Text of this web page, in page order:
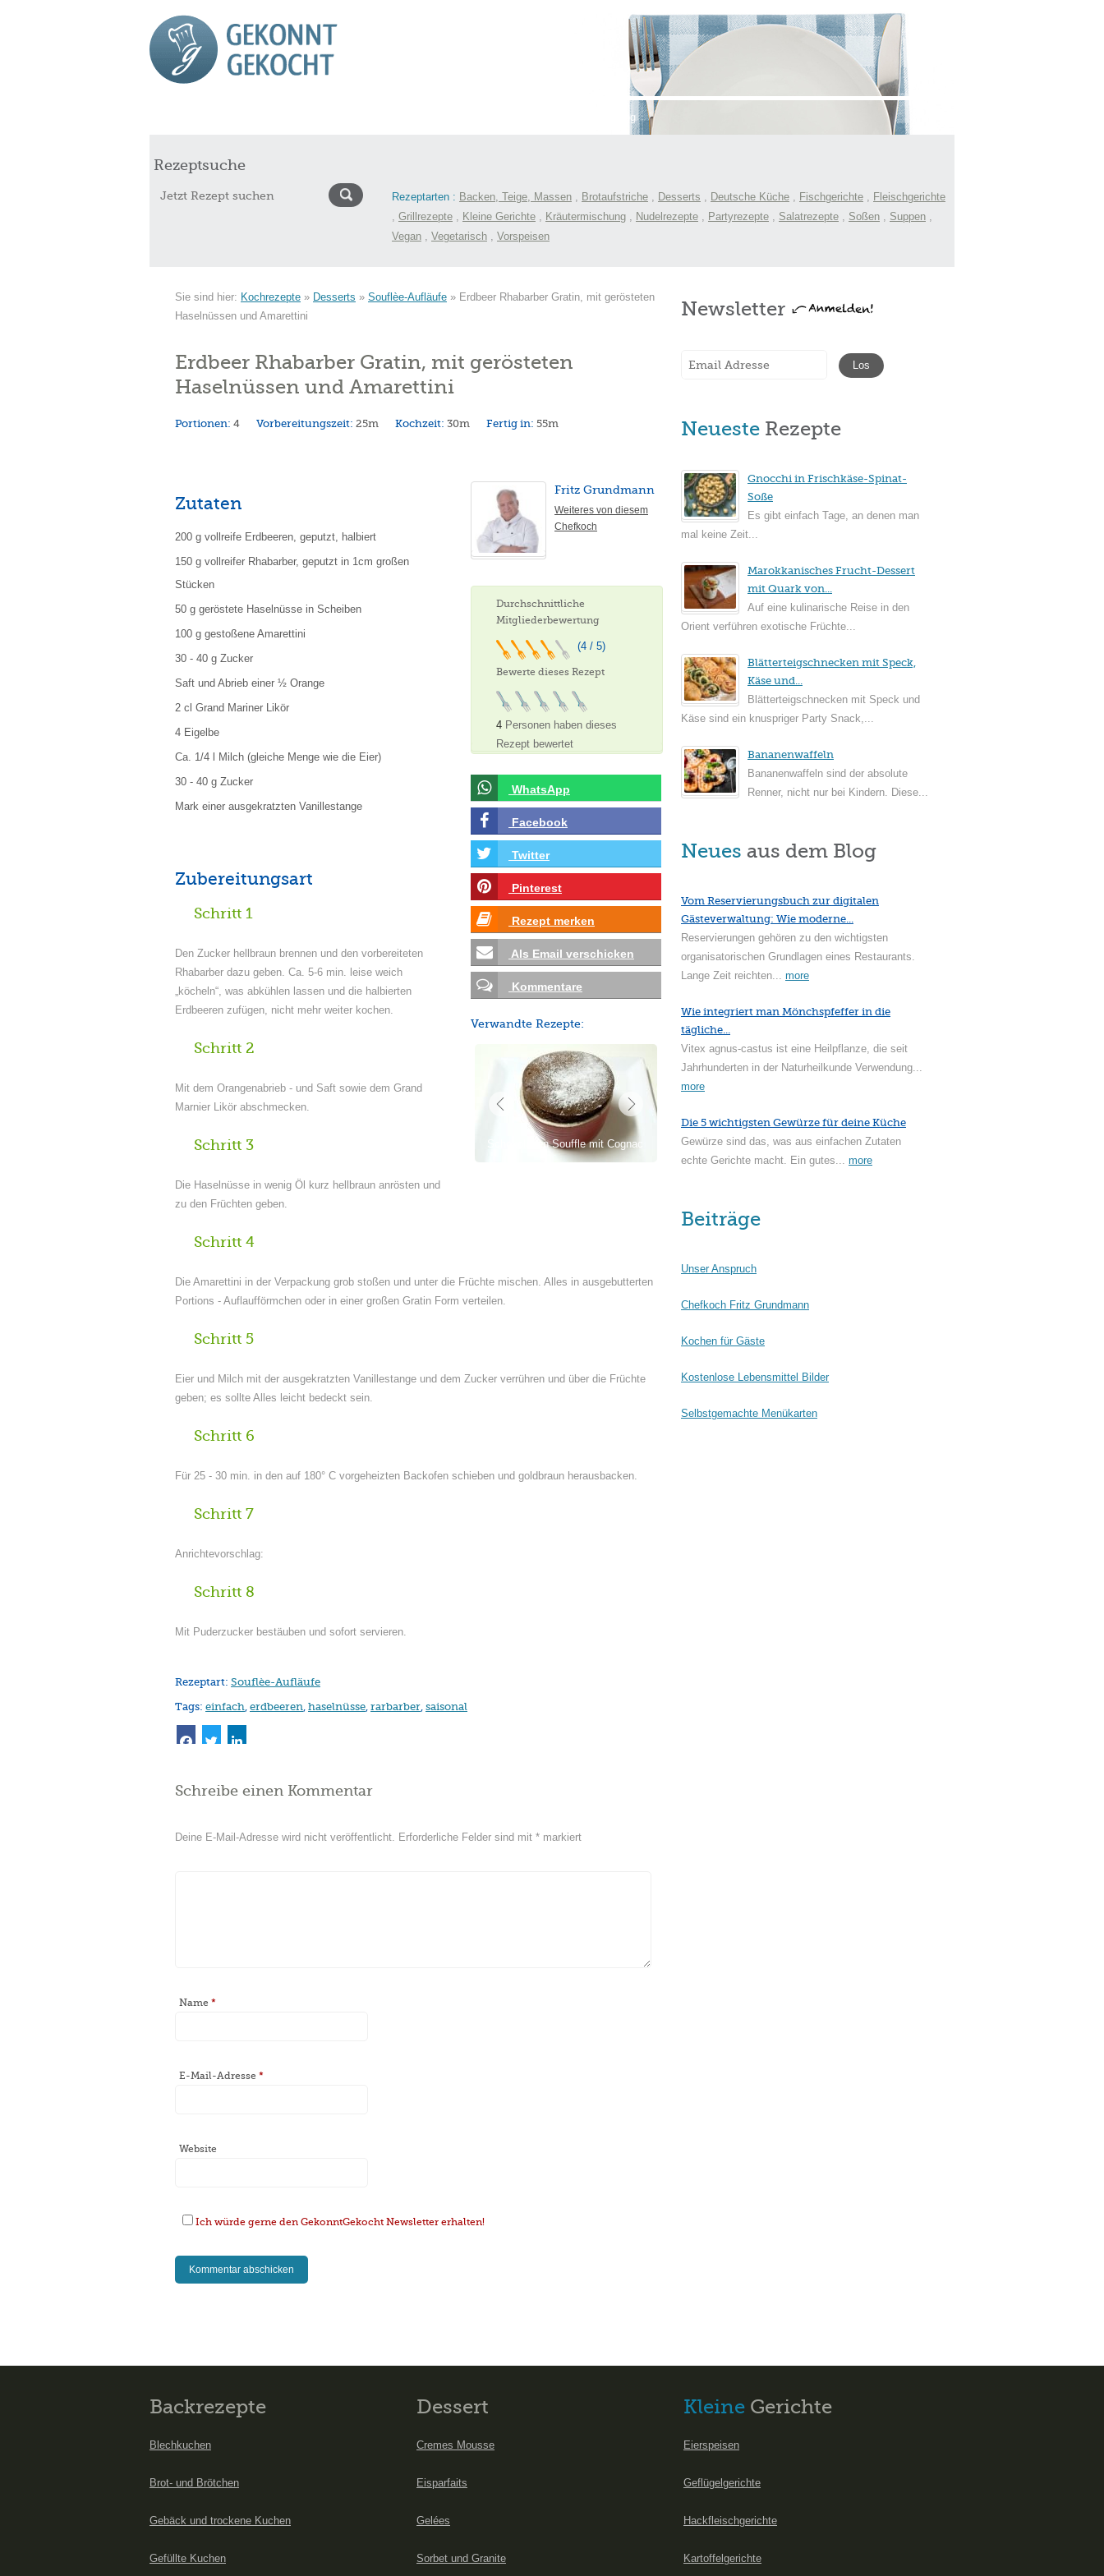
Blog
Rezeptsuche
Rezeptarten : Backen, Teige, Massen , Brotaufstriche , Desserts , Deutsche Küche , Fischgerichte , Fleischgerichte
, Grillrezepte , Kleine Gerichte , Kräutermischung , Nudelrezepte , Partyrezepte , Salatrezepte , Soßen , Suppen ,
Vegan , Vegetarisch , Vorspeisen
Sie sind hier: Kochrezepte » Desserts » Souflèe-Aufläufe » Erdbeer Rhabarber Gratin, mit gerösteten
Haselnüssen und Amarettini
Erdbeer Rhabarber Gratin, mit gerösteten
Haselnüssen und Amarettini
Portionen: 4 Vorbereitungszeit: 25m Kochzeit: 30m Fertig in: 55m
Fritz Grundmann
Weiteres von diesem
Chefkoch
Durchschnittliche
Mitgliederbewertung
(4 / 5)
Bewerte dieses Rezept
4 Personen haben dieses
Rezept bewertet
WhatsApp
Facebook
Twitter
Pinterest
Rezept merken
Als Email verschicken
Kommentare
Verwandte Rezepte:
Schokoladen Souffle mit Cognac
Zutaten
200 g vollreife Erdbeeren, geputzt, halbiert
150 g vollreifer Rhabarber, geputzt in 1cm großen
Stücken
50 g geröstete Haselnüsse in Scheiben
100 g gestoßene Amarettini
30 - 40 g Zucker
Saft und Abrieb einer ½ Orange
2 cl Grand Mariner Likör
4 Eigelbe
Ca. 1/4 l Milch (gleiche Menge wie die Eier)
30 - 40 g Zucker
Mark einer ausgekratzten Vanillestange
Zubereitungsart
Schritt 1
Den Zucker hellbraun brennen und den vorbereiteten
Rhabarber dazu geben. Ca. 5-6 min. leise weich
„köcheln“, was abkühlen lassen und die halbierten
Erdbeeren zufügen, nicht mehr weiter kochen.
Schritt 2
Mit dem Orangenabrieb - und Saft sowie dem Grand
Marnier Likör abschmecken.
Schritt 3
Die Haselnüsse in wenig Öl kurz hellbraun anrösten und
zu den Früchten geben.
Schritt 4
Die Amarettini in der Verpackung grob stoßen und unter die Früchte mischen. Alles in ausgebutterten
Portions - Auflaufförmchen oder in einer großen Gratin Form verteilen.
Schritt 5
Eier und Milch mit der ausgekratzten Vanillestange und dem Zucker verrühren und über die Früchte
geben; es sollte Alles leicht bedeckt sein.
Schritt 6
Für 25 - 30 min. in den auf 180° C vorgeheizten Backofen schieben und goldbraun herausbacken.
Schritt 7
Anrichtevorschlag:
Schritt 8
Mit Puderzucker bestäuben und sofort servieren.
Rezeptart: Souflèe-Aufläufe
Tags: einfach, erdbeeren, haselnüsse, rarbarber, saisonal
Schreibe einen Kommentar
Deine E-Mail-Adresse wird nicht veröffentlicht. Erforderliche Felder sind mit * markiert
Name *
E-Mail-Adresse *
Website
Ich würde gerne den GekonntGekocht Newsletter erhalten!
Newsletter
Neueste Rezepte
Gnocchi in Frischkäse-Spinat-
Soße
Es gibt einfach Tage, an denen man
mal keine Zeit...
Marokkanisches Frucht-Dessert
mit Quark von...
Auf eine kulinarische Reise in den
Orient verführen exotische Früchte...
Blätterteigschnecken mit Speck,
Käse und...
Blätterteigschnecken mit Speck und
Käse sind ein knuspriger Party Snack,...
Bananenwaffeln
Bananenwaffeln sind der absolute
Renner, nicht nur bei Kindern. Diese...
Neues aus dem Blog
Vom Reservierungsbuch zur digitalen
Gästeverwaltung: Wie moderne...
Reservierungen gehören zu den wichtigsten
organisatorischen Grundlagen eines Restaurants.
Lange Zeit reichten... more
Wie integriert man Mönchspfeffer in die
tägliche...
Vitex agnus-castus ist eine Heilpflanze, die seit
Jahrhunderten in der Naturheilkunde Verwendung...
more
Die 5 wichtigsten Gewürze für deine Küche
Gewürze sind das, was aus einfachen Zutaten
echte Gerichte macht. Ein gutes... more
Beiträge
Unser Anspruch
Chefkoch Fritz Grundmann
Kochen für Gäste
Kostenlose Lebensmittel Bilder
Selbstgemachte Menükarten
Backrezepte
Blechkuchen
Brot- und Brötchen
Gebäck und trockene Kuchen
Gefüllte Kuchen
Dessert
Cremes Mousse
Eisparfaits
Gelées
Sorbet und Granite
Kleine Gerichte
Eierspeisen
Geflügelgerichte
Hackfleischgerichte
Kartoffelgerichte